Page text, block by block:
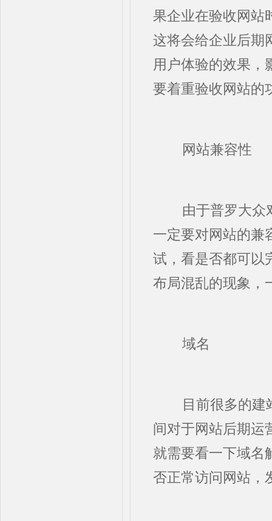
果企业在验收网站
这将会给企业后期
用户体验的效果，
要着重验收网站的
网站兼容性
由于普罗大众对
一定要对网站的兼
试，看是否都可以
布局混乱的现象，
域名
目前很多的建站
间对于网站后期运
就需要看一下域名
否正常访问网站，